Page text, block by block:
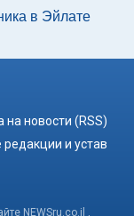
в Эйлате
на новости (RSS)
и устав
NEWSru.co.il ,